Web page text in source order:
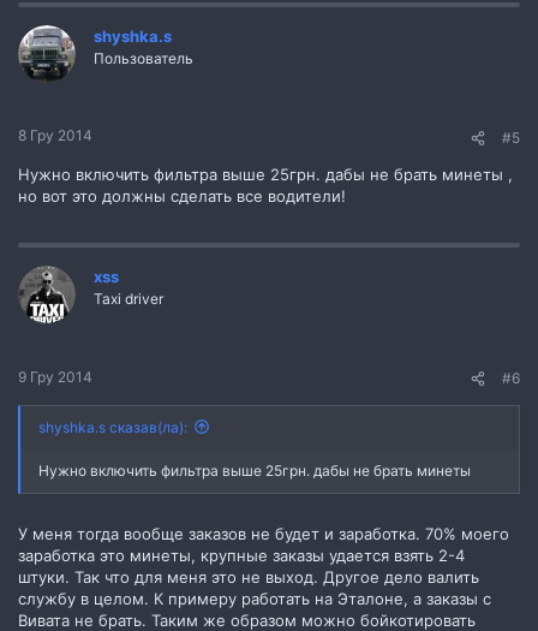
shyshka.s
Пользователь
8 Гру 2014 #5
Нужно включить фильтра выше 25грн. дабы не брать минеты ,
но вот это должны сделать все водители!
xss
Taxi driver
9 Гру 2014 #6
shyshka.s сказав(ла):
Нужно включить фильтра выше 25грн. дабы не брать минеты
У меня тогда вообще заказов не будет и заработка. 70% моего
заработка это минеты, крупные заказы удается взять 2-4
штуки. Так что для меня это не выход. Другое дело валить
службу в целом. К примеру работать на Эталоне, а заказы с
Вивата не брать. Таким же образом можно бойкотировать